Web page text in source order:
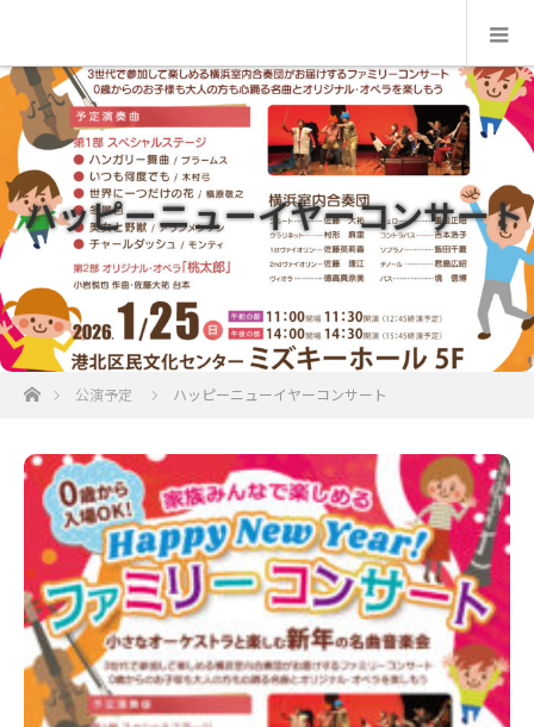
ハッピーニューイヤーコンサート
ホーム公演予定 ハッピーニューイヤーコンサート